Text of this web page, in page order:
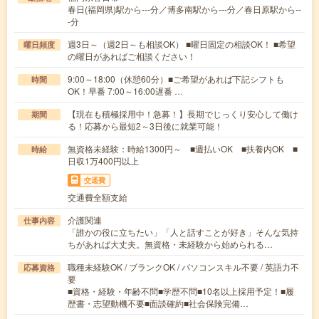
春日(福岡県)駅から---分／博多南駅から---分／春日原駅から--
-分
曜日頻度
週3日～（週2日～も相談OK） ■曜日固定の相談OK！ ■希望
の曜日があればご相談ください！
時間
9:00～18:00（休憩60分）■ご希望があれば下記シフトも
OK！早番 7:00～16:00遅番 …
期間
【現在も積極採用中！急募！】長期でじっくり安心して働け
る！応募から最短2～3日後に就業可能！
時給
無資格未経験：時給1300円～ ■週払いOK ■扶養内OK ■
日収1万400円以上
交通費
交通費全額支給
仕事内容
介護関連
「誰かの役に立ちたい」「人と話すことが好き」そんな気持
ちがあれば大丈夫。無資格・未経験から始められる…
応募資格
職種未経験OK / ブランクOK / パソコンスキル不要 / 英語力不
要
■資格・経験・年齢不問■学歴不問■10名以上採用予定！■履
歴書・志望動機不要■面談確約■社会保険完備…